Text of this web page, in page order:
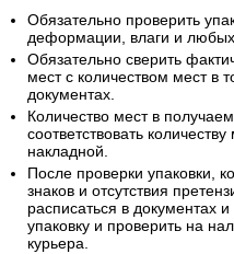
Обязательно проверить
деформации, влаги и
Обязательно сверить
мест с количеством мест в
документах.
Количество мест в
соответствовать
накладной.
После проверки упаковки,
знаков и отсутствия
расписаться в документах и
упаковку и проверить на
курьера.